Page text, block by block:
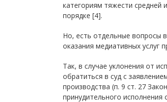
категориям тяжести средней
порядке [4].
Но, есть отдельные вопросы
оказания медиативных услуг
Так, в случае уклонения от
обратиться в суд с
производства (п. 9 ст. 27
принудительного